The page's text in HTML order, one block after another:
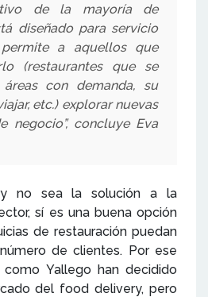
de la mayoría de
diseñado para servicio
a aquellos que
(restaurantes que se
con demanda, su
etc.) explorar nuevas
negocio”, concluye Eva
no sea la solución a la
sí es una buena opción
de restauración puedan
de clientes. Por ese
como Yallego han decidido
del food delivery, pero